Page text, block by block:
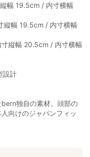
幅 19.5cm / 内寸横幅
縦幅 19.5cm / 内寸横幅
縦幅 20.5cm / 内寸横幅
設計
独自の素材。頭部の
向けのジャパンフィッ